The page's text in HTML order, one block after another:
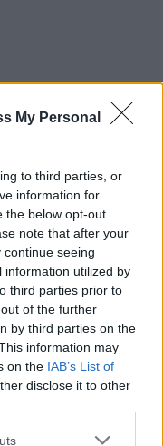
My Personal
to third parties, or
information for
the below opt-out
note that after your
seeing
information utilized by
third parties prior to
of the further
by third parties on the
information may
on the IAB’s List of
disclose it to other
one or more Google
prese appunti
circuito toscano e
format 'tecnica e